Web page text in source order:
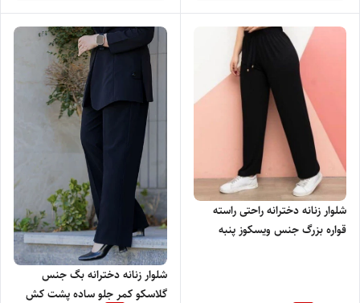
شلوار زنانه دخترانه راحتی راسته
قواره بزرگ جنس ویسکوز پنبه
شلوار زنانه دخترانه بگ جنس
گلاسکو کمر جلو ساده پشت کش